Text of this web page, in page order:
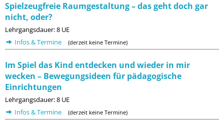
Spielzeugfreie Raumgestaltung – das geht doch gar
nicht, oder?
Lehrgangsdauer: 8 UE
Infos & Termine
(derzeit keine Termine)
Im Spiel das Kind entdecken und wieder in mir
wecken – Bewegungsideen für pädagogische
Einrichtungen
Lehrgangsdauer: 8 UE
Infos & Termine
(derzeit keine Termine)